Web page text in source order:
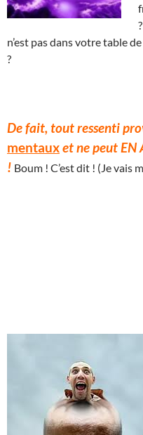
n’est pas dans votre table
?
De fait, tout ressenti
mentauxet ne peut EN
! Boum ! C’est dit ! (Je vais